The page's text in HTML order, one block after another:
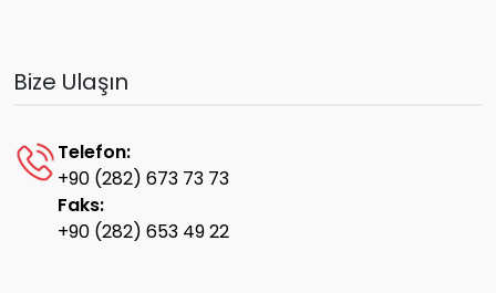
Bize Ulaşın
Telefon:
+90 (282) 673 73 73
Faks:
+90 (282) 653 49 22